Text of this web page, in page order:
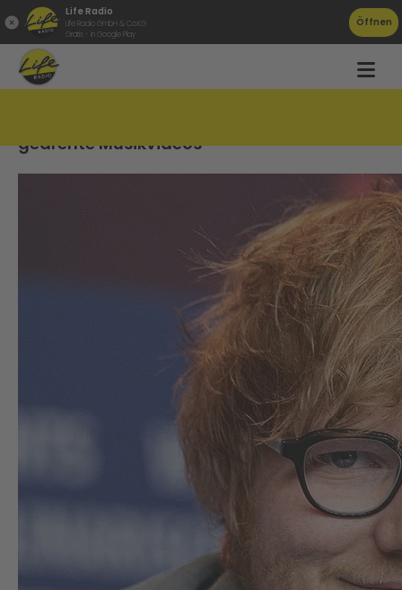
Life Radio
Life Radio GmbH & Co.KG
Gratis - in Google Play
Öffnen
gedrehte Musikvideos